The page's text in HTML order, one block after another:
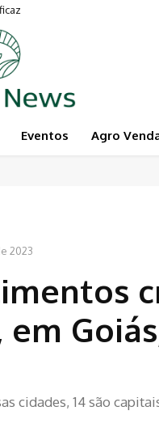
Eventos Agro
2023
cidades, 14 são